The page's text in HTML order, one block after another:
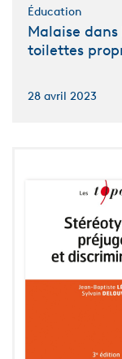
Éducation
Malaise dans
toilettes
28 avril 2023